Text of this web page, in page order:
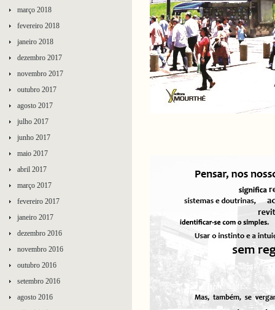
março 2018
fevereiro 2018
janeiro 2018
dezembro 2017
novembro 2017
outubro 2017
agosto 2017
julho 2017
junho 2017
maio 2017
abril 2017
março 2017
fevereiro 2017
janeiro 2017
dezembro 2016
novembro 2016
outubro 2016
setembro 2016
agosto 2016